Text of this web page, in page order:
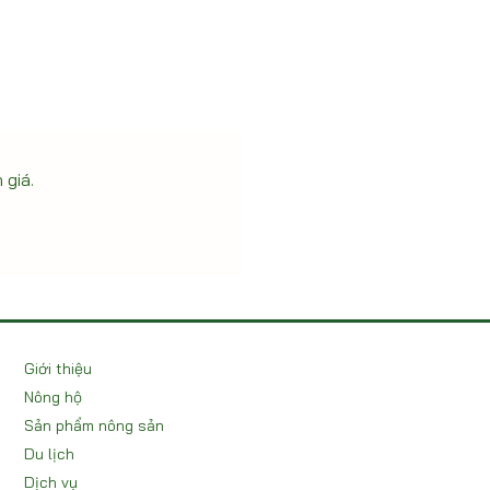
giá.
Giới thiệu
Nông hộ
Sản phẩm nông sản
Du lịch
Dịch vụ